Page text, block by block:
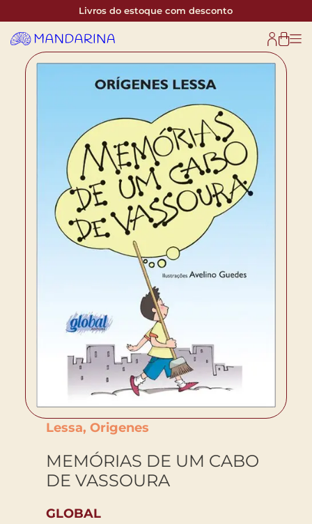
Livros do estoque com desconto
Lessa, Origenes
MEMÓRIAS DE UM CABO
DE VASSOURA
GLOBAL